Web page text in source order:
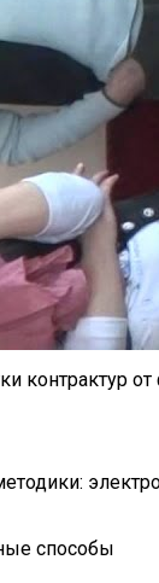
контрактур
способы